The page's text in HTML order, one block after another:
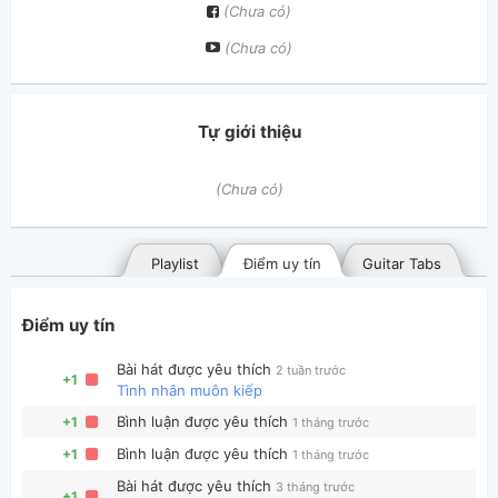
(Chưa có)
(Chưa có)
Tự giới thiệu
(Chưa có)
Guitar Tabs
Điểm uy tín
Playlist
Bài hát yêu thích
Bài hát đã đăng
Điểm uy tín
+1
Bài hát được yêu thích 2 tuần trước
Tình nhân muôn kiếp
+1 Bình luận được yêu thích 1 tháng trước
+1 Bình luận được yêu thích 1 tháng trước
Bài hát được yêu thích 3 tháng trước